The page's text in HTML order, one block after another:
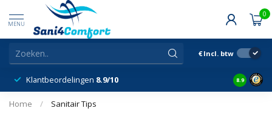
MENU
0
€ Incl. btw
Klantbeordelingen 8.9/10 8.9
Home / Sanitair Tips